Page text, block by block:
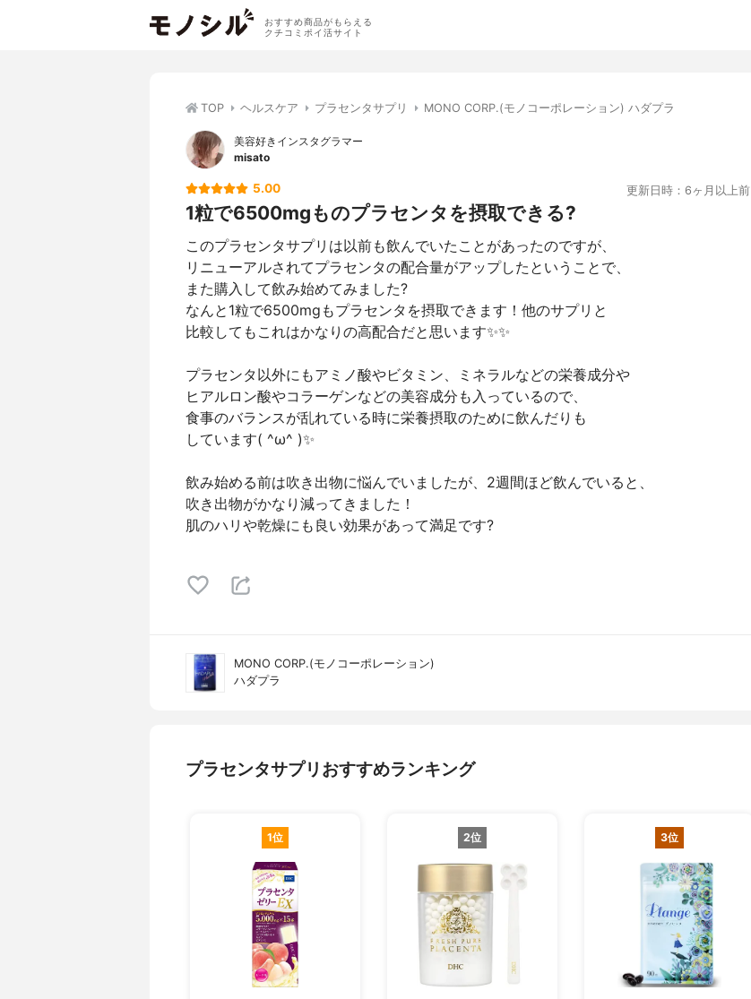
おすすめ商品がもらえる
クチコミポイ活サイト
TOP ヘルスケア プラセンタサプリ MONO CORP.(モノコーポレーション) ハダプラ
美容好きインスタグラマー
misato
5.00 更新日時：6ヶ月以上前
1粒で6500mgものプラセンタを摂取できる?
このプラセンタサプリは以前も飲んでいたことがあったのですが、
リニューアルされてプラセンタの配合量がアップしたということで、
また購入して飲み始めてみました?
なんと1粒で6500mgもプラセンタを摂取できます！他のサプリと
比較してもこれはかなりの高配合だと思います✨✨
プラセンタ以外にもアミノ酸やビタミン、ミネラルなどの栄養成分や
ヒアルロン酸やコラーゲンなどの美容成分も入っているので、
食事のバランスが乱れている時に栄養摂取のために飲んだりも
しています( ^ω^ )✨
飲み始める前は吹き出物に悩んでいましたが、2週間ほど飲んでいると、
吹き出物がかなり減ってきました！
肌のハリや乾燥にも良い効果があって満足です?
MONO CORP.(モノコーポレーション)
ハダプラ
プラセンタサプリおすすめランキング
1位 2位 3位